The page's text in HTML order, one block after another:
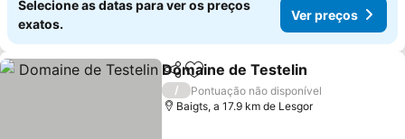
Selecione as datas para ver os preços
exatos.
Ver preços
PartilharAdicionar aos favoritos
Domaine de Testelin
/
Pontuação não disponível
Baigts, a 17.9 km de Lesgor